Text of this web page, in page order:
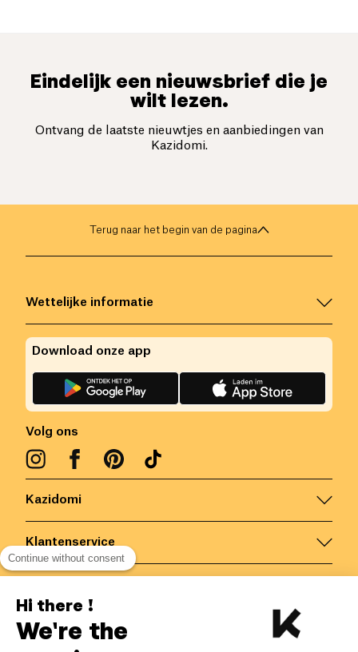
Eindelijk een nieuwsbrief die je
wilt lezen.
Ontvang de laatste nieuwtjes en aanbiedingen van
Kazidomi.
Terug naar het begin van de pagina
Kazidomi
Klantenservice
Wettelijke informatie
Volg ons
Download onze app
België/NL
Continue without consent
Hi there !
We're the